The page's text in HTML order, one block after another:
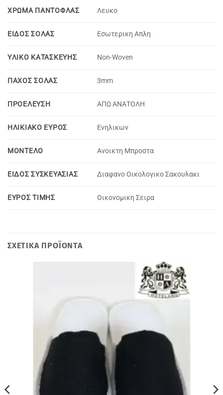
ΧΡΩΜΑ ΠΑΝΤΟΦΛΑΣ Λευκο
ΕΙΔΟΣ ΣΟΛΑΣ Εσωτερικη Απλη
YΛΙΚΟ KΑΤΑΣΚΕΥΗΣ Non-Woven
ΠΑΧΟΣ ΣΟΛΑΣ 3mm
ΠΡΟΕΛΕΥΣΗ ΑΠΩ ΑΝΑΤΟΛΗ
ΗΛΙΚΙΑΚΟ ΕΥΡΟΣ Ενηλικων
MOΝΤΕΛΟ Ανοικτη Μπροστα
ΕΙΔΟΣ ΣΥΣΚΕΥΑΣΙΑΣ Διαφανο Οικολογικο Σακουλακι
ΕΥΡΟΣ ΤΙΜΗΣ Oικονομικη Σειρα
ΣΧΕΤΙΚΆ ΠΡΟΪΌΝΤΑ